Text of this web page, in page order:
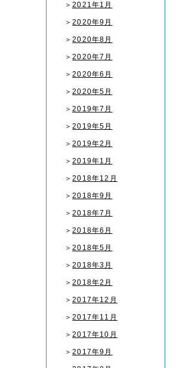
＞2021年1月
＞2020年9月
＞2020年8月
＞2020年7月
＞2020年6月
＞2020年5月
＞2019年7月
＞2019年5月
＞2019年2月
＞2019年1月
＞2018年12月
＞2018年9月
＞2018年7月
＞2018年6月
＞2018年5月
＞2018年3月
＞2018年2月
＞2017年12月
＞2017年11月
＞2017年10月
＞2017年9月